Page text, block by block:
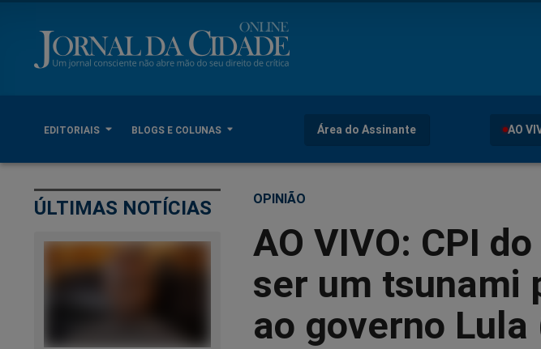
EDITORIAIS BLOGS E COLUNAS Área do Assinante AO
ÚLTIMAS NOTÍCIAS OPINIÃO
AO VIVO: CPI
ser um tsunami
ao governo